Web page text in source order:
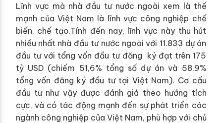
Lĩnh vực mà nhà đầu tư nước ngoài xem là thế
mạnh của Việt Nam là lĩnh vực công nghiệp chế
biến, chế tạo.Tính đến nay, lĩnh vực này thu hút
nhiều nhất nhà đầu tư nước ngoài với 11.833 dự án
đầu tư với tổng vốn đầu tư đăng ký đạt trên 175
tỷ USD (chiếm 51,6% tổng số dự án và 58,9%
tổng vốn đăng ký đầu tư tại Việt Nam). Cơ cấu
đầu tư như vậy được đánh giá theo hướng tích
cực, và có tác động mạnh đến sự phát triển các
ngành công nghiệp của Việt Nam, phù hợp với chủ